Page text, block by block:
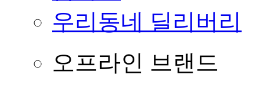
우리동네 딜리버리
오프라인 브랜드